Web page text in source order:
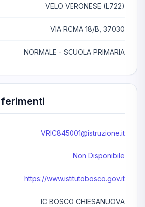
VELO VERONESE (L722)
VIA ROMA 18/B, 37030
NORMALE - SCUOLA PRIMARIA
VRIC845001@istruzione.it
Non Disponibile
https://www.istitutobosco.gov.it
IC BOSCO CHIESANUOVA